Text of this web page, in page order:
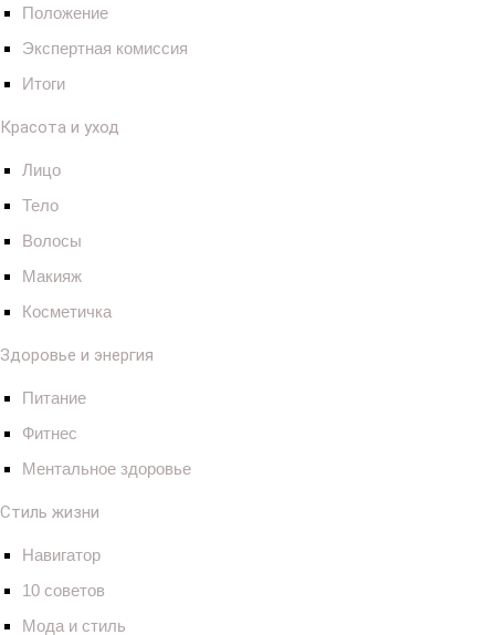
Положение
Экспертная комиссия
Итоги
Красота и уход
Лицо
Тело
Волосы
Макияж
Косметичка
Здоровье и энергия
Питание
Фитнес
Ментальное здоровье
Стиль жизни
Навигатор
10 советов
Мода и стиль